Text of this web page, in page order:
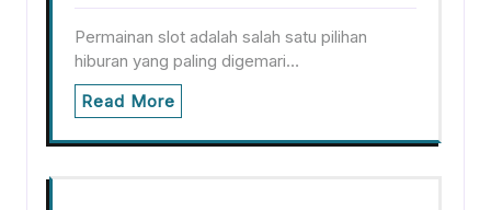
Permainan slot adalah salah satu pilihan
hiburan yang paling digemari…
Read More